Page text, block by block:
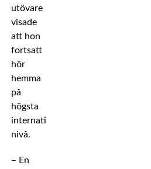
utövare
visade
att hon
fortsatt
hör
hemma
på
högsta
internationella
nivå.
– En